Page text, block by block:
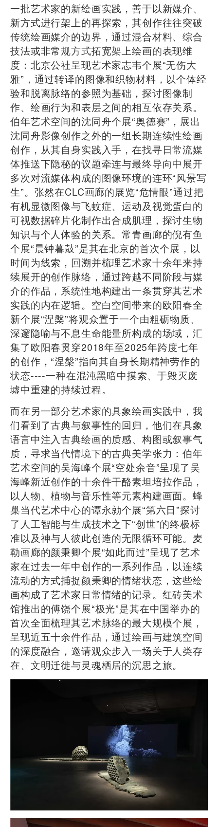
一批艺术家的新绘画实践，善于以新媒介、
新方式进行架上的再探索，其创作往往突破
传统绘画媒介的边界，通过混合材料、综合
技法或非常规方式拓宽架上绘画的表现维
度：北京公社呈现艺术家志韦个展“无伤大
雅”，通过转译的图像和织物材料，以个体经
验和脱离脉络的参照为基础，探讨图像制
作、绘画行为和表层之间的相互依存关系。
伯年艺术空间的沈同舟个展“奥德赛”，展出
沈同舟影像创作之外的一组长期连续性绘画
创作，从其自身实践入手，在找寻日常流媒
体推送下隐秘的议题牵连与最终导向中展开
多次对流媒体构成的图像环境的连环“风景写
生”。张然在CLC画廊的展览“危情眼”通过把
有机显微图像与飞蚊症、运动及视觉蛋白的
可视数据碎片化制作出合成肌理，探讨生物
知识与个人体验的关系。常青画廊的倪有鱼
个展“晨钟暮鼓”是其在北京的首次个展，以
时间为线索，回溯并梳理艺术家十余年来持
续展开的创作脉络，通过跨越不同阶段与媒
介的作品，系统性地构建出一条贯穿其艺术
实践的内在逻辑。空白空间带来的欧阳春全
新个展“涅槃”将观众置于一个由粗砺物质、
深邃隐喻与不息生命能量所构成的场域，汇
集了欧阳春贯穿2018年至2025年跨度七年
的创作，“涅槃”指向其自身长期精神劳作的
状态----一种在混沌黑暗中摸索、于毁灭废
墟中重建的持续过程。
而在另一部分艺术家的具象绘画实践中，我
们看到了古典与叙事性的回归，他们在具象
语言中注入古典绘画的质感、构图或叙事气
质，寻求当代情境下的古典美学张力：伯年
艺术空间的吴海峰个展“空处余音”呈现了吴
海峰新近创作的十余件干酪素坦培拉作品，
以人物、植物与音乐性等元素构建画面。蜂
巢当代艺术中心的谭永勍个展“第六日”探讨
了人工智能与生成技术之下“创世”的终极标
准以及神与人彼此创造的无限循环可能。麦
勒画廊的颜秉卿个展“如此而过”呈现了艺术
家在过去一年中创作的一系列作品，以连续
流动的方式捕捉颜秉卿的情绪状态，这些绘
画构成了艺术家日常情绪的记录。红砖美术
馆推出的傅饶个展“极光”是其在中国举办的
首次全面梳理其艺术脉络的最大规模个展，
呈现近五十余件作品，通过绘画与建筑空间
的深度融合，邀请观众步入一场关于人类存
在、文明迁徙与灵魂栖居的沉思之旅。